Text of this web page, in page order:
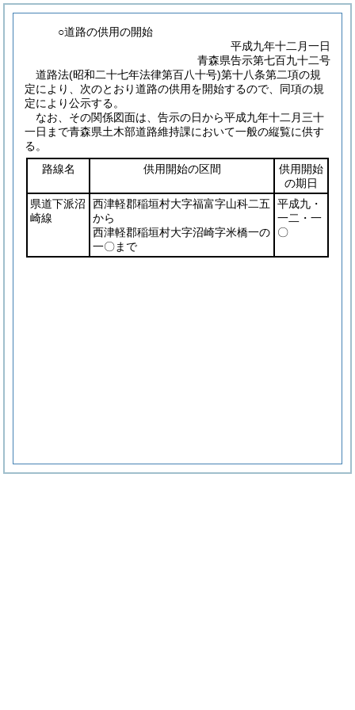
○道路の供用の開始
平成九年十二月一日
青森県告示第七百九十二号
道路法(昭和二十七年法律第百八十号)第十八条第二項の規
定により、次のとおり道路の供用を開始するので、同項の規
定により公示する。
なお、その関係図面は、告示の日から平成九年十二月三十
一日まで青森県土木部道路維持課において一般の縦覧に供す
る。
路線名
供用開始の区間
供用開始
の期日
県道下派沼
崎線
西津軽郡稲垣村大字福富字山科二五
から
西津軽郡稲垣村大字沼崎字米橋一の
一〇まで
平成九・
一二・一
〇